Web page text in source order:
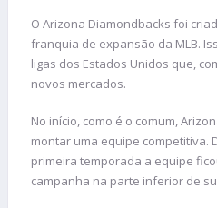
O Arizona Diamondbacks foi
franquia de expansão da MLB.
ligas dos Estados Unidos que,
novos mercados.
No início, como é o comum,
montar uma equipe competitiva.
primeira temporada a equipe
campanha na parte inferior de